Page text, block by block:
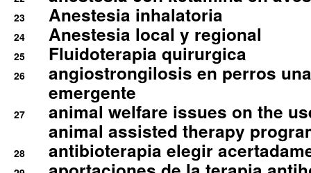
23 Anestesia inhalatoria
24 Anestesia local y regional
25 Fluidoterapia quirurgica
26
angiostrongilosis en perros
emergente
27
animal welfare issues on the
animal assisted therapy
28 antibioterapia elegir